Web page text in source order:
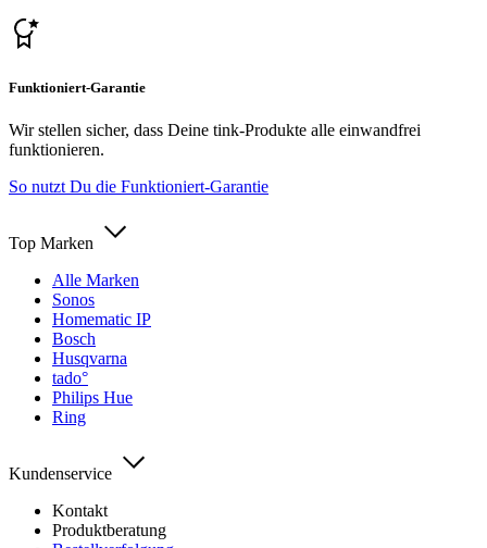
Funktioniert-Garantie
Wir stellen sicher, dass Deine tink-Produkte alle einwandfrei
funktionieren.
So nutzt Du die Funktioniert-Garantie
Top Marken
Alle Marken
Sonos
Homematic IP
Bosch
Husqvarna
tado°
Philips Hue
Ring
Kundenservice
Kontakt
Produktberatung